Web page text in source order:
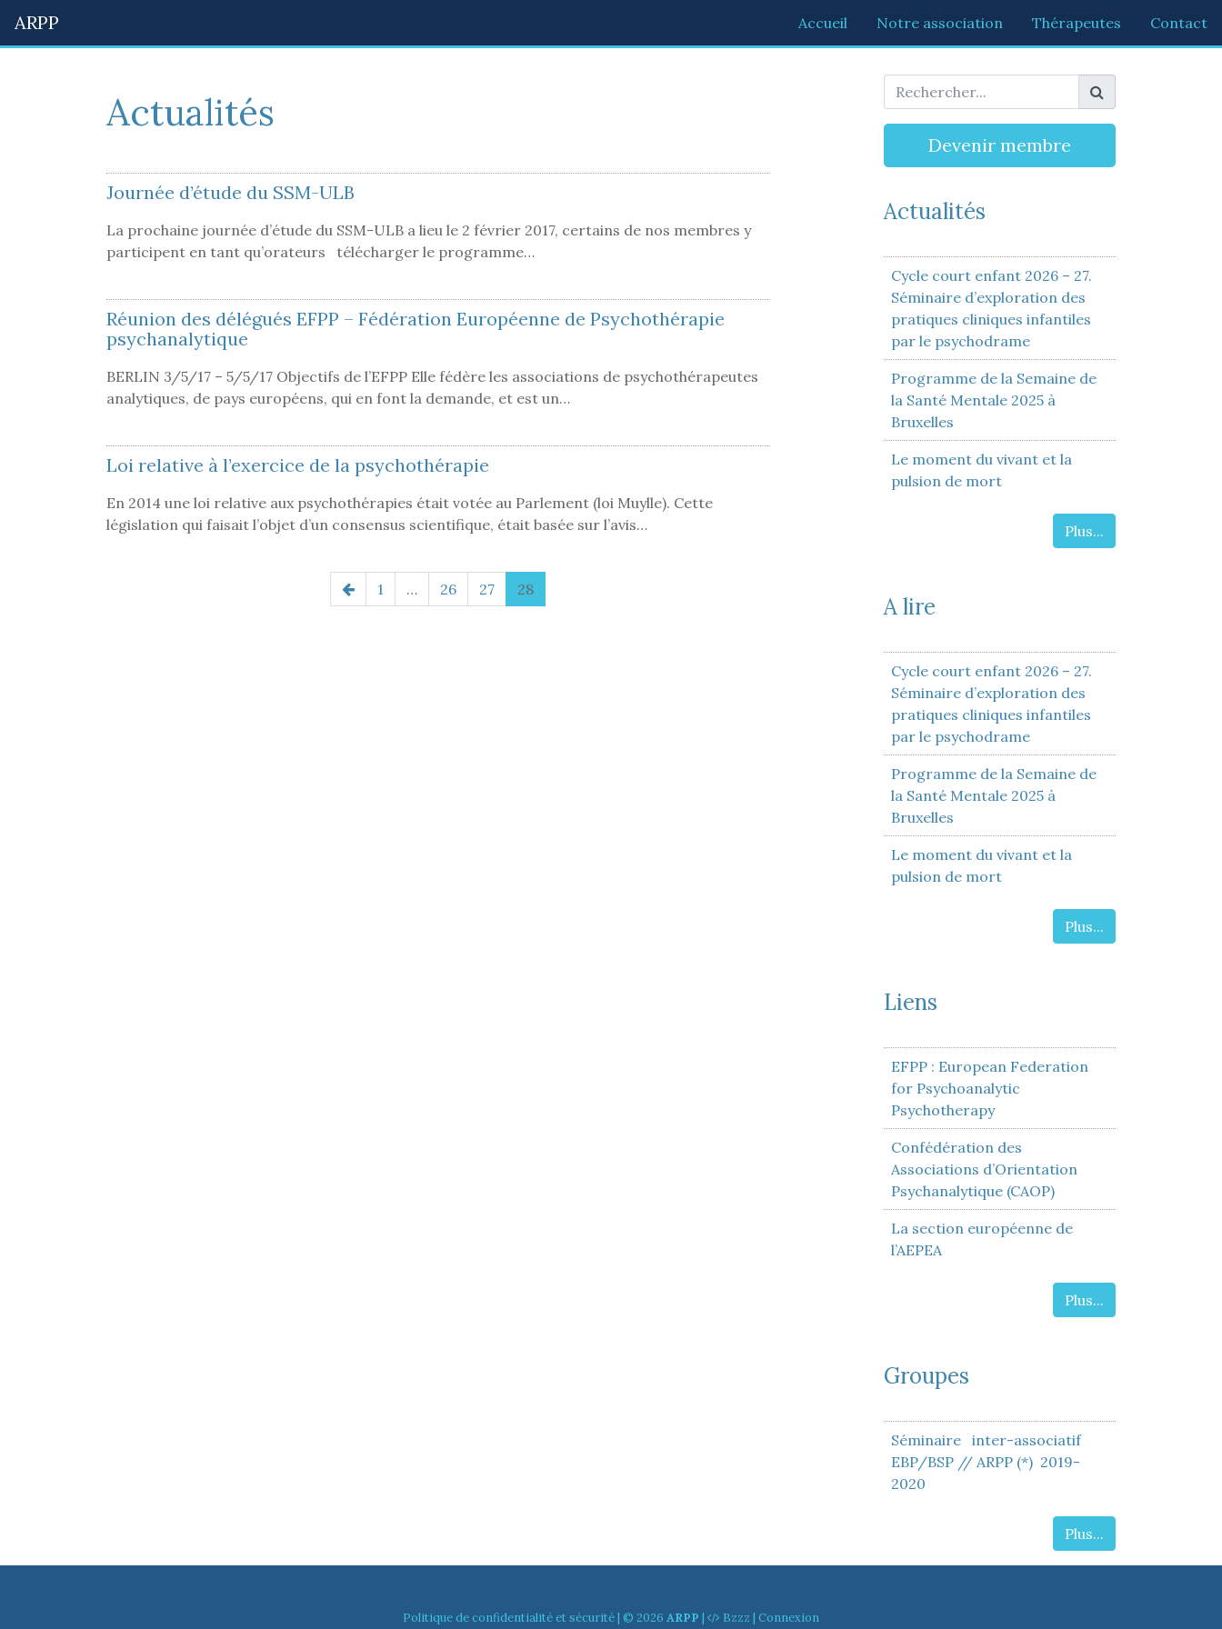
ARPP Accueil Notre association Thérapeutes Contact
Actualités
Journée d’étude du SSM-ULB
La prochaine journée d’étude du SSM-ULB a lieu le 2 février 2017, certains de nos membres y
participent en tant qu’orateurs télécharger le programme…
Réunion des délégués EFPP – Fédération Européenne de Psychothérapie
psychanalytique
BERLIN 3/5/17 – 5/5/17 Objectifs de l’EFPP Elle fédère les associations de psychothérapeutes
analytiques, de pays européens, qui en font la demande, et est un…
Loi relative à l’exercice de la psychothérapie
En 2014 une loi relative aux psychothérapies était votée au Parlement (loi Muylle). Cette
législation qui faisait l’objet d’un consensus scientifique, était basée sur l’avis…
1 … 26 27 28
Devenir membre
Actualités
Cycle court enfant 2026 – 27.
Séminaire d’exploration des
pratiques cliniques infantiles
par le psychodrame
Programme de la Semaine de
la Santé Mentale 2025 à
Bruxelles
Le moment du vivant et la
pulsion de mort
Plus...
A lire
Cycle court enfant 2026 – 27.
Séminaire d’exploration des
pratiques cliniques infantiles
par le psychodrame
Programme de la Semaine de
la Santé Mentale 2025 à
Bruxelles
Le moment du vivant et la
pulsion de mort
Plus...
Liens
EFPP : European Federation
for Psychoanalytic
Psychotherapy
Confédération des
Associations d’Orientation
Psychanalytique (CAOP)
La section européenne de
l’AEPEA
Plus...
Groupes
Séminaire inter-associatif
EBP/BSP // ARPP (*) 2019-
2020
Plus...
Politique de confidentialité et sécurité| © 2026 ARPP | Bzzz | Connexion